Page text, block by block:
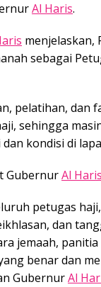
Al Haris.
menjelaskan,
sebagai
pelatihan, dan
sehingga
kondisi di
GubernurAl Haris
petugas
dan
jemaah,
benar dan
GubernurAl